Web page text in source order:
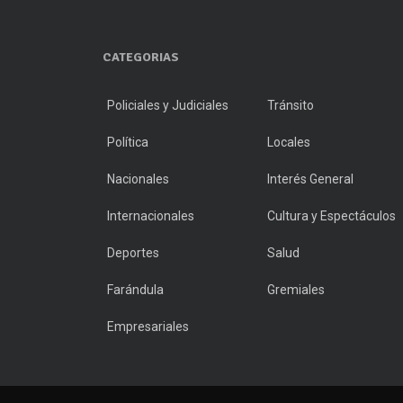
CATEGORIAS
Policiales y Judiciales Tránsito
Política Locales
Nacionales Interés General
Internacionales Cultura y Espectáculos
Deportes Salud
Farándula Gremiales
Empresariales